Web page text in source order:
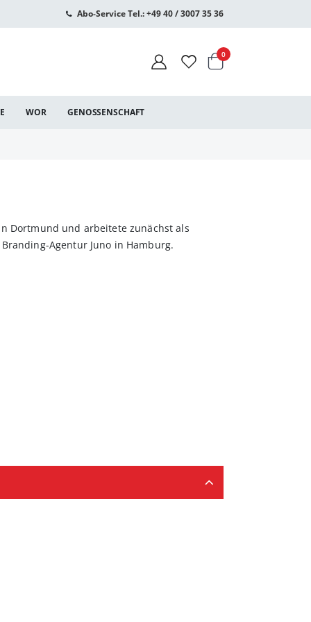
Abo-Service Tel.: +49 40 / 3007 35 36
Warenkorb
0Artikel
WOR GENOSSENSCHAFT
Dortmund und arbeitete zunächst als
Agentur Juno in Hamburg.